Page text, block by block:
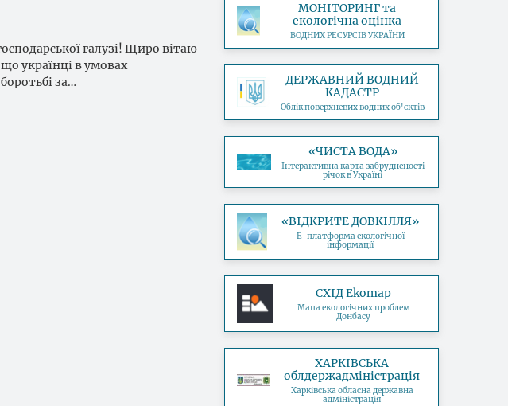
галузі! Щиро вітаю
українці в умовах
за…
МОНІТОРИНГ та
екологічна оцінка
ВОДНИХ РЕСУРСІВ УКРАЇНИ
ДЕРЖАВНИЙ ВОДНИЙ
КАДАСТР
Облік поверхневих водних об'єктів
«ЧИСТА ВОДА»
Інтерактивна карта забрудненості
річок в Україні
«ВІДКРИТЕ ДОВКІЛЛЯ»
Е-платформа екологічної
інформації
СХІД Ekomap
Мапа екологічних проблем
Донбасу
ХАРКІВСЬКА
облдержадміністрація
Харківська обласна державна
адміністрація